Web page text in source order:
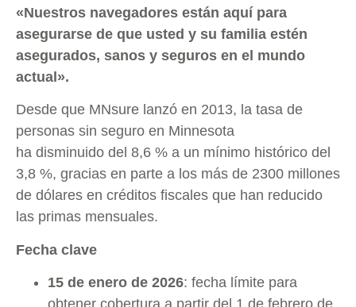
«Nuestros navegadores están aquí para
asegurarse de que usted y su familia estén
asegurados, sanos y seguros en el mundo
actual».
Desde que MNsure lanzó en 2013, la tasa de
personas sin seguro en Minnesota
ha disminuido del 8,6 % a un mínimo histórico del
3,8 %, gracias en parte a los más de 2300 millones
de dólares en créditos fiscales que han reducido
las primas mensuales.
Fecha clave
15 de enero de 2026: fecha límite para